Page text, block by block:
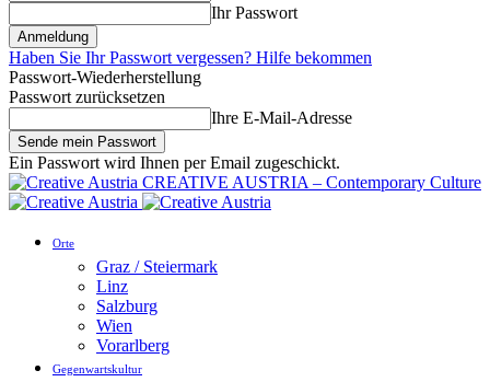
Ihr Passwort
Haben Sie Ihr Passwort vergessen? Hilfe bekommen
Passwort-Wiederherstellung
Passwort zurücksetzen
Ihre E-Mail-Adresse
Ein Passwort wird Ihnen per Email zugeschickt.
CREATIVE AUSTRIA – Contemporary Culture
Orte
Graz / Steiermark
Linz
Salzburg
Wien
Vorarlberg
Gegenwartskultur